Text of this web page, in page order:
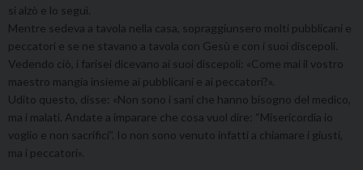
si alzò e lo seguì.
Mentre sedeva a tavola nella casa, sopraggiunsero molti pubblicani e
peccatori e se ne stavano a tavola con Gesù e con i suoi discepoli.
Vedendo ciò, i farisei dicevano ai suoi discepoli: «Come mai il vostro
maestro mangia insieme ai pubblicani e ai peccatori?».
Udito questo, disse: «Non sono i sani che hanno bisogno del medico,
ma i malati. Andate a imparare che cosa vuol dire: “Misericordia io
voglio e non sacrifici”. Io non sono venuto infatti a chiamare i giusti,
ma i peccatori».